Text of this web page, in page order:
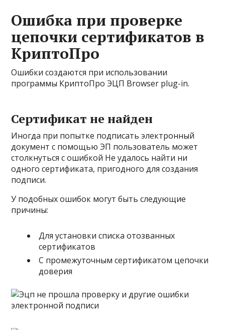
Ошибка при проверке
цепочки сертификатов в
КриптоПро
Ошибки создаются при использовании
программы КриптоПро ЭЦП Browser plug-in.
Сертификат не найден
Иногда при попытке подписать электронный
документ с помощью ЭП пользователь может
столкнуться с ошибкой Не удалось найти ни
одного сертификата, пригодного для создания
подписи.
У подобных ошибок могут быть следующие
причины:
Для установки списка отозванных
сертификатов
С промежуточным сертификатом цепочки
доверия